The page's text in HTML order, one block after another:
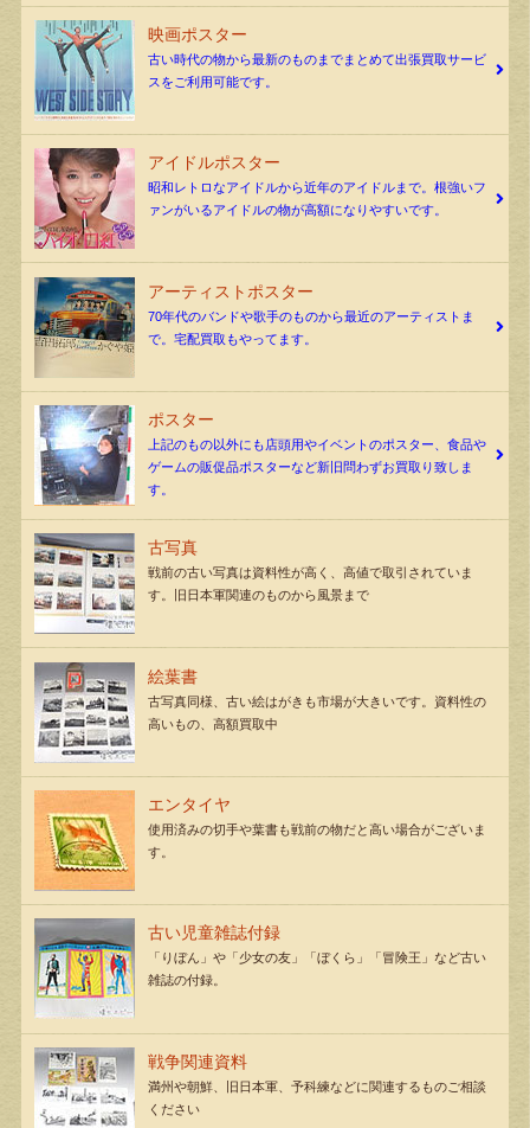
映画ポスター
古い時代の物から最新のものまでまとめて出張買取サービ
スをご利用可能です。
アイドルポスター
昭和レトロなアイドルから近年のアイドルまで。根強いフ
ァンがいるアイドルの物が高額になりやすいです。
アーティストポスター
70年代のバンドや歌手のものから最近のアーティストま
で。宅配買取もやってます。
ポスター
上記のもの以外にも店頭用やイベントのポスター、食品や
ゲームの販促品ポスターなど新旧問わずお買取り致しま
す。
古写真
戦前の古い写真は資料性が高く、高値で取引されていま
す。旧日本軍関連のものから風景まで
絵葉書
古写真同様、古い絵はがきも市場が大きいです。資料性の
高いもの、高額買取中
エンタイヤ
使用済みの切手や葉書も戦前の物だと高い場合がございま
す。
古い児童雑誌付録
「りぼん」や「少女の友」「ぼくら」「冒険王」など古い
雑誌の付録。
戦争関連資料
満州や朝鮮、旧日本軍、予科練などに関連するものご相談
ください